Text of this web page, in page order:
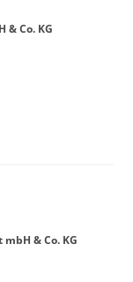
Co. KG
& Co. KG